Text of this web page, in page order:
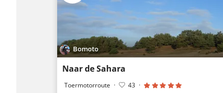
Bomoto
Naar de Sahara
Toermotorroute · 43 ·